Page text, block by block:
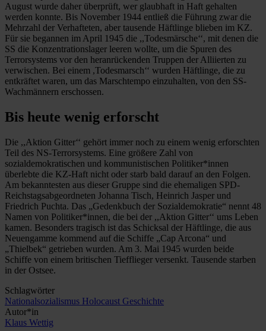
August wurde daher überprüft, wer glaubhaft in Haft gehalten
werden konnte. Bis November 1944 entließ die Führung zwar die
Mehrzahl der Verhafteten, aber tausende Häftlinge blieben im KZ.
Für sie begannen im April 1945 die ,,Todesmärsche‘‘, mit denen die
SS die Konzentrationslager leeren wollte, um die Spuren des
Terrorsystems vor den heranrückenden Truppen der Alliierten zu
verwischen. Bei einem ,Todesmarsch‘‘ wurden Häftlinge, die zu
entkräftet waren, um das Marschtempo einzuhalten, von den SS-
Wachmännern erschossen.
Bis heute wenig erforscht
Die ,,Aktion Gitter‘‘ gehört immer noch zu einem wenig erforschten
Teil des NS-Terrorsystems. Eine größere Zahl von
sozialdemokratischen und kommunistischen Politiker*innen
überlebte die KZ-Haft nicht oder starb bald darauf an den Folgen.
Am bekanntesten aus dieser Gruppe sind die ehemaligen SPD-
Reichstagsabgeordneten Johanna Tisch, Heinrich Jasper und
Friedrich Puchta. Das „Gedenkbuch der Sozialdemokratie“ nennt 48
Namen von Politiker*innen, die bei der ,,Aktion Gitter‘‘ ums Leben
kamen. Besonders tragisch ist das Schicksal der Häftlinge, die aus
Neuengamme kommend auf die Schiffe „Cap Arcona“ und
„Thielbek“ getrieben wurden. Am 3. Mai 1945 wurden beide
Schiffe von einem britischen Tiefflieger versenkt. Tausende starben
in der Ostsee.
Schlagwörter
Nationalsozialismus Holocaust Geschichte
Autor*in
Klaus Wettig